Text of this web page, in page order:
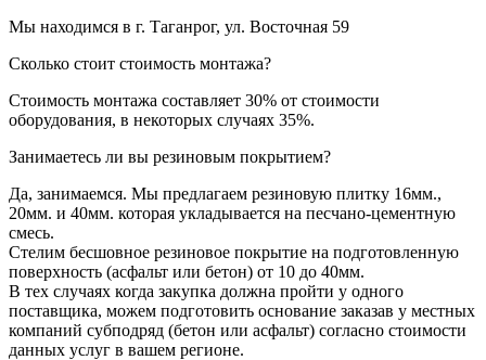
Мы находимся в г. Таганрог, ул. Восточная 59
Сколько стоит стоимость монтажа?
Стоимость монтажа составляет 30% от стоимости
оборудования, в некоторых случаях 35%.
Занимаетесь ли вы резиновым покрытием?
Да, занимаемся. Мы предлагаем резиновую плитку 16мм.,
20мм. и 40мм. которая укладывается на песчано-цементную
смесь.
Стелим бесшовное резиновое покрытие на подготовленную
поверхность (асфальт или бетон) от 10 до 40мм.
В тех случаях когда закупка должна пройти у одного
поставщика, можем подготовить основание заказав у местных
компаний субподряд (бетон или асфальт) согласно стоимости
данных услуг в вашем регионе.